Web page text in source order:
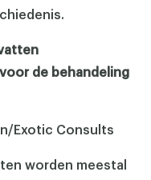
de behandeling
Exotic Consults
worden meestal